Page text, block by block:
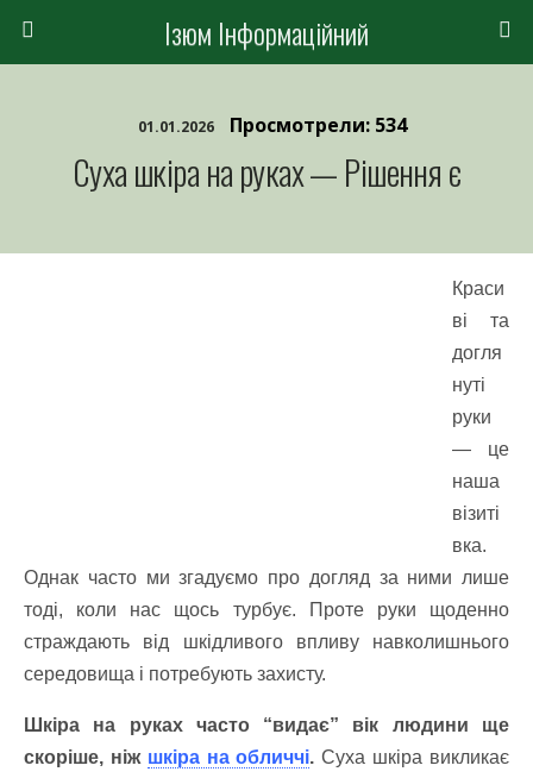
Ізюм Інформаційний
01.01.2026 Просмотрели: 534
Суха шкіра на руках — Рішення є
Краси
ві та
догля
нуті
руки
— це
наша
візиті
вка.
Однак часто ми згадуємо про догляд за ними лише
тоді, коли нас щось турбує. Проте руки щоденно
страждають від шкідливого впливу навколишнього
середовища і потребують захисту.
Шкіра на руках часто “видає” вік людини ще
скоріше, ніж шкіра на обличчі. Суха шкіра викликає